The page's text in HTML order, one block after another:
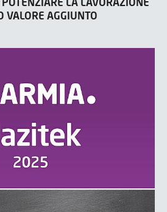
POTENZIARE LA LAVORAZIONE
VALORE AGGIUNTO